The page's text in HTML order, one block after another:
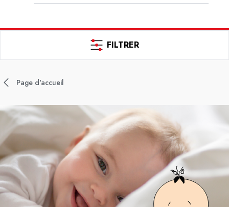
FILTRER
Page d'accueil